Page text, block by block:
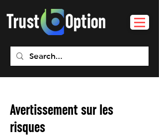
Avertissement sur les
risques